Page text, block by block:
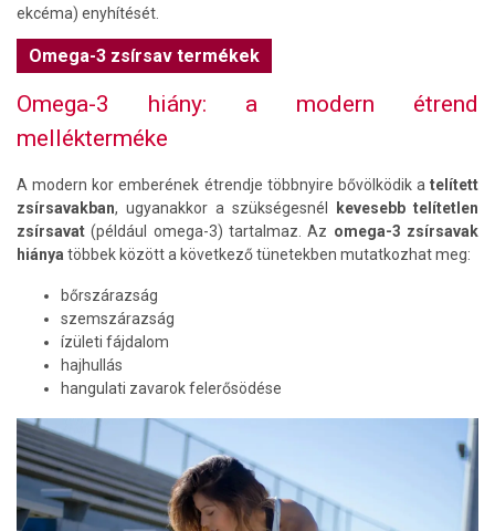
ekcéma) enyhítését.
Omega-3 zsírsav termékek
Omega-3 hiány: a modern étrend
mellékterméke
A modern kor emberének étrendje többnyire bővölködik a telített
zsírsavakban, ugyanakkor a szükségesnél
kevesebb telítetlen
zsírsavat(például omega-3) tartalmaz. Az omega-3 zsírsavak
hiánya többek között a következő tünetekben mutatkozhat meg:
bőrszárazság
szemszárazság
ízületi fájdalom
hajhullás
hangulati zavarok felerősödése